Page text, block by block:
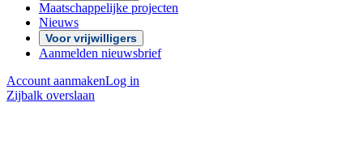
Maatschappelijke projecten
Nieuws
Voor vrijwilligers
Aanmelden nieuwsbrief
Account aanmakenLog in
Zijbalk overslaan